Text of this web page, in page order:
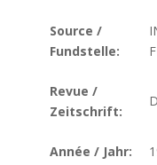
Source /
Fundstelle:
Revue /
Zeitschrift:
Année / Jahr: